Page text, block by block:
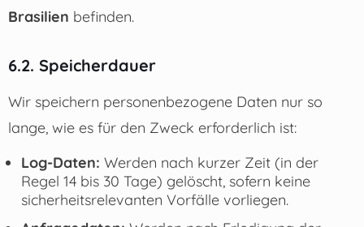
Brasilien befinden.
6.2. Speicherdauer
Wir speichern personenbezogene Daten nur so
lange, wie es für den Zweck erforderlich ist:
Log-Daten: Werden nach kurzer Zeit (in der
Regel 14 bis 30 Tage) gelöscht, sofern keine
sicherheitsrelevanten Vorfälle vorliegen.